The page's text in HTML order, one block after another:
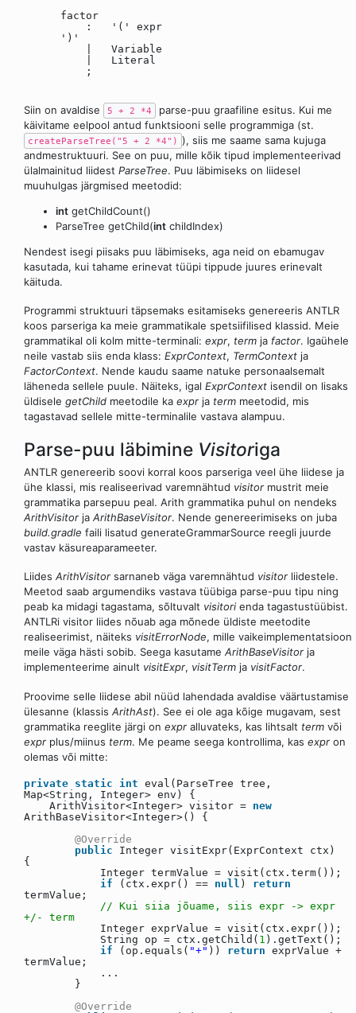
factor
: '(' expr
')'
| Variable
| Literal
;
Siin on avaldise 5 + 2 *4
parse-puu graafiline esitus. Kui me
käivitame eelpool antud funktsiooni selle programmiga (st.
createParseTree("5 + 2 *4") ), siis me saame sama kujuga
andmestruktuuri. See on puu, mille kõik tipud implementeerivad
ülalmainitud liidest ParseTree. Puu läbimiseks on liidesel
muuhulgas järgmised meetodid:
int getChildCount()
ParseTree getChild(int childIndex)
Nendest isegi piisaks puu läbimiseks, aga neid on ebamugav
kasutada, kui tahame erinevat tüüpi tippude juures erinevalt
käituda.
Programmi struktuuri täpsemaks esitamiseks genereeris ANTLR
koos parseriga ka meie grammatikale spetsiifilised klassid. Meie
grammatikal oli kolm mitte-terminali: expr, term ja factor. Igaühele
neile vastab siis enda klass: ExprContext, TermContext ja
FactorContext. Nende kaudu saame natuke personaalsemalt
läheneda sellele puule. Näiteks, igal ExprContext isendil on lisaks
üldisele getChild meetodile ka expr ja term meetodid, mis
tagastavad sellele mitte-terminalile vastava alampuu.
Parse-puu läbimine Visitoriga
ANTLR genereerib soovi korral koos parseriga veel ühe liidese ja
ühe klassi, mis realiseerivad varemnähtud visitor mustrit meie
grammatika parsepuu peal. Arith grammatika puhul on nendeks
ArithVisitor ja ArithBaseVisitor. Nende genereerimiseks on juba
build.gradle faili lisatud generateGrammarSource reegli juurde
vastav käsureaparameeter.
Liides ArithVisitor sarnaneb väga varemnähtud visitor liidestele.
Meetod saab argumendiks vastava tüübiga parse-puu tipu ning
peab ka midagi tagastama, sõltuvalt visitori enda tagastustüübist.
ANTLRi visitor liides nõuab aga mõnede üldiste meetodite
realiseerimist, näiteks visitErrorNode, mille vaikeimplementatsioon
meile väga hästi sobib. Seega kasutame ArithBaseVisitor ja
implementeerime ainult visitExpr, visitTerm ja visitFactor.
Proovime selle liidese abil nüüd lahendada avaldise väärtustamise
ülesanne (klassis ArithAst). See ei ole aga kõige mugavam, sest
grammatika reeglite järgi on expr alluvateks, kas lihtsalt term või
expr plus/miinus term. Me peame seega kontrollima, kas expr on
olemas või mitte:
private static int eval(ParseTree tree,
Map<String, Integer> env) {
ArithVisitor<Integer> visitor = new
ArithBaseVisitor<Integer>() {
@Override
public
Integer visitExpr(ExprContext ctx)
{
Integer termValue = visit(ctx.term());
if
(ctx.expr() == null ) return
termValue;
// Kui siia jõuame, siis expr -> expr
+/- term
Integer exprValue = visit(ctx.expr());
String op = ctx.getChild( 1 ).getText();
if
(op.equals( "+" )) return exprValue +
termValue;
...
}
@Override